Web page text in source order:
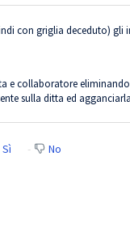
con griglia deceduto) gli
e collaboratore
sulla ditta ed
Sì No